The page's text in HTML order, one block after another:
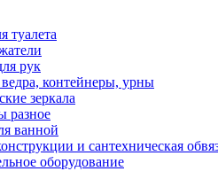
туалета
рук
контейнеры, урны
зеркала
разное
ванной
и сантехническая
оборудование